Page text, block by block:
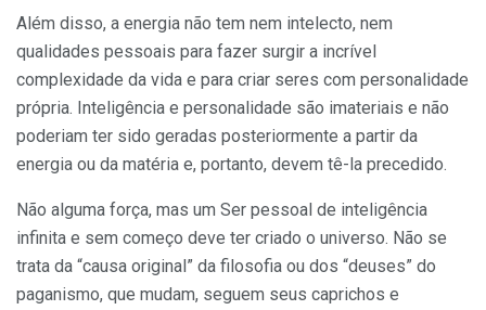
Além disso, a energia não tem nem intelecto, nem
qualidades pessoais para fazer surgir a incrível
complexidade da vida e para criar seres com personalidade
própria. Inteligência e personalidade são imateriais e não
poderiam ter sido geradas posteriormente a partir da
energia ou da matéria e, portanto, devem tê-la precedido.
Não alguma força, mas um Ser pessoal de inteligência
infinita e sem começo deve ter criado o universo. Não se
trata da “causa original” da filosofia ou dos “deuses” do
paganismo, que mudam, seguem seus caprichos e